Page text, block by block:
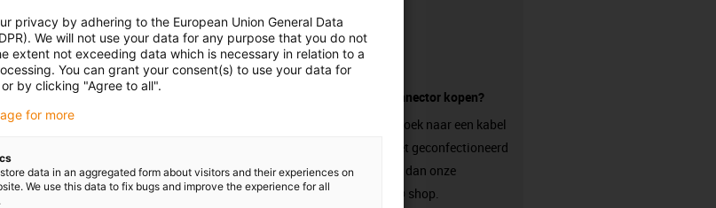
zonder connector kopen?
Ben je op zoek naar een kabel
die nog niet geconfectioneerd
is? Bezoek dan onze
chainflex® shop.
privacy by adhering to the European Union General Data
We will not use your data for any purpose that you do not
extent not exceeding data which is necessary in relation to a
You can grant your consent(s) to use your data for
by clicking "Agree to all".
for more
data in an aggregated form about visitors and their experiences on
We use this data to fix bugs and improve the experience for all